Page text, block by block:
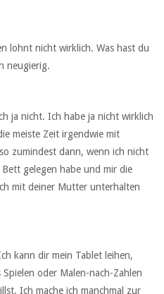
lohnt nicht wirklich. Was hast du
neugierig.
ja nicht. Ich habe ja nicht wirklich
meiste Zeit irgendwie mit
zumindest dann, wenn ich nicht
gelegen habe und mir die
mit deiner Mutter unterhalten
kann dir mein Tablet leihen,
oder Malen-nach-Zahlen
Ich mache ich manchmal zur